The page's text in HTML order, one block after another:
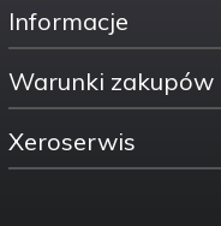
Informacje
Warunki zakupów
Xeroserwis